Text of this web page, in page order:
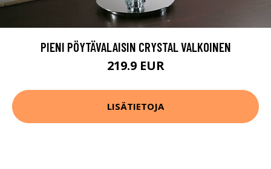
PIENI PÖYTÄVALAISIN CRYSTAL VALKOINEN
219.9 EUR
LISÄTIETOJA